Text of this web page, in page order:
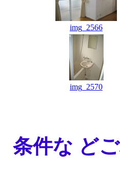
img_2566
img_2570
条件な ど